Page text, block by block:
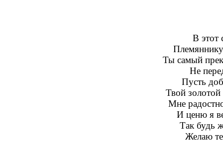
В этот
Ты самый
Не
Пусть
Твой золотой
Мне
И ценю я
Так будь
Желаю